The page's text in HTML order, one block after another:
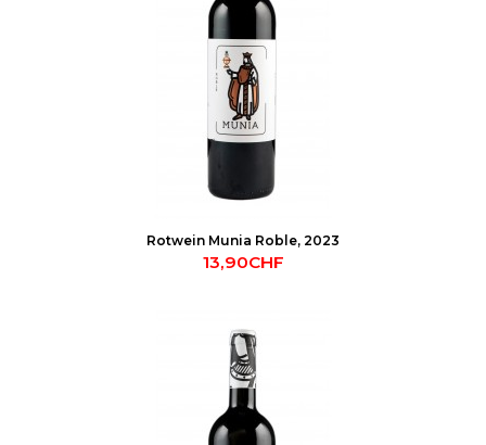
Rotwein Munia Roble, 2023
13,90CHF